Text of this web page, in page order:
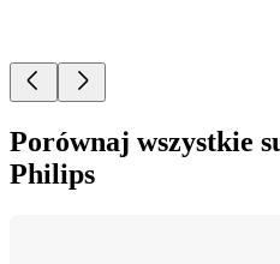
Porównaj wszystkie
Philips